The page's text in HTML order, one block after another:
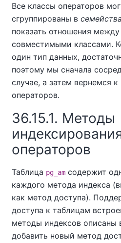
Все классы операторов
сгруппированы в
показать отношения
совместимыми классами.
один тип данных,
поэтому мы сначала
случае, а затем вернемся
операторов.
36.15.1. Методы
операторов
Таблица pg_am содержит
каждого метода индекса
как метод доступа).
доступа к таблицам
методы индексов описаны
добавить новый метод